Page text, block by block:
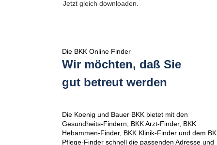
Jetzt gleich downloaden.
Die Koenig und Bauer BKK bietet mit den
Gesundheits-Findern, BKK Arzt-Finder, BKK
Hebammen-Finder, BKK Klinik-Finder und dem
Pflege-Finder schnell die passenden Adresse und
Die BKK Online Finder
Wir möchten, daß Sie
gut betreut werden